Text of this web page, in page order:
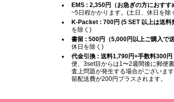
EMS : 2,350円（お急ぎの方におすす
~5日程かかります。(土日、休日を除
K-Packet : 700円 (5 SET 以上は送料
を除く)
書留 : 500円（5,000円以上ご購入で送
休日を除く)
代金引換 : 送料1,790円+手数料300円
便、3set目からは1〜2週間後に郵便
査上問題が発生する場合がございま
留配送費が200円プラスされます。